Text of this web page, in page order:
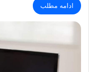
ادامه مطلب